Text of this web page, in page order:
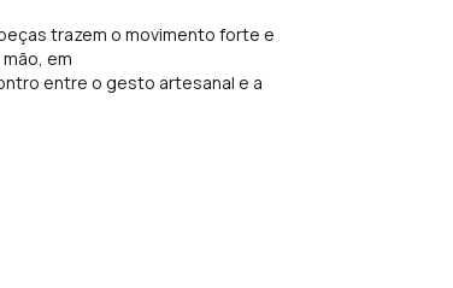
trazem o movimento forte e
em
entre o gesto artesanal e a